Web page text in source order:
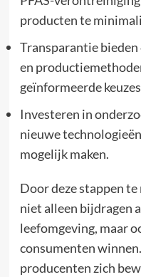
producten te
Transparantie
en
geïnformeerde
Investeren in
nieuwe
mogelijk maken.
Door deze stappen
niet alleen bijdragen
leefomgeving, maar
consumenten
producenten zich